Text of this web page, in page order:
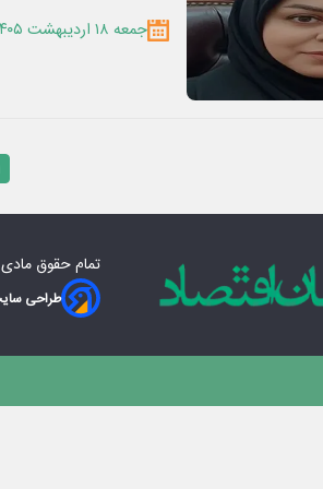
جمعه ۱۸ اردیبهشت ۱۴۰۵
تمام حقوق
طراحی